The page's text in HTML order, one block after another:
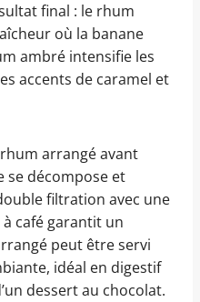
final : le rhum
où la banane
ambré intensifie les
accents de caramel et
arrangé avant
se décompose et
filtration avec une
café garantit un
peut être servi
idéal en digestif
dessert au chocolat.